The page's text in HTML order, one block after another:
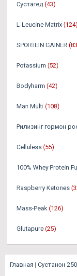
Сустагед (43)
L-Leucine Matrix (124)
SPORTEIN GAINER
Potassium (52)
Bodyharm (42)
Man Multi (108)
Рилизинг гормон
Celluless (55)
100% Whey Protein
Raspberry Ketones
Mass-Peak (126)
Glutapure (25)
Главная | Сустанон